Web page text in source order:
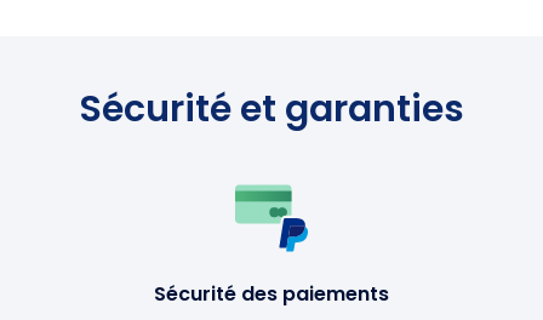
Sécurité et garanties
Sécurité des paiements